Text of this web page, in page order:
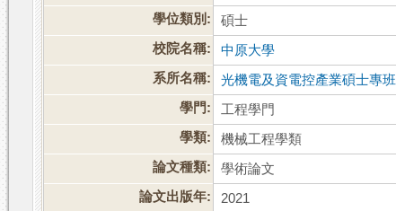
學位類別:
碩士
校院名稱:
中原大學
系所名稱:
光機電及資電控產業碩士專班
學門:
工程學門
學類:
機械工程學類
論文種類:
學術論文
論文出版年:
2021